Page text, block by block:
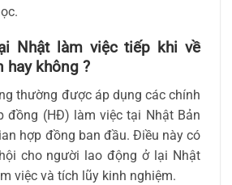
Nhật làm việc tiếp khi về
hay không ?
thường được áp dụng các chính
đồng (HĐ) làm việc tại Nhật Bản
hợp đồng ban đầu. Điều này có
cho người lao động ở lại Nhật
việc và tích lũy kinh nghiệm.